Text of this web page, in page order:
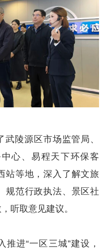
陵源区市场监管局、
心、易程天下环保客
站等地，深入了解文旅
规范行政执法、景区社
，听取意见建议。
进“一区三城”建设，